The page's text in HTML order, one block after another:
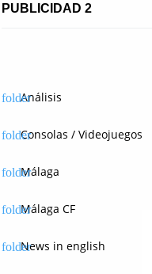
PUBLICIDAD 2
Análisis
Consolas / Videojuegos
Málaga
Málaga CF
News in english